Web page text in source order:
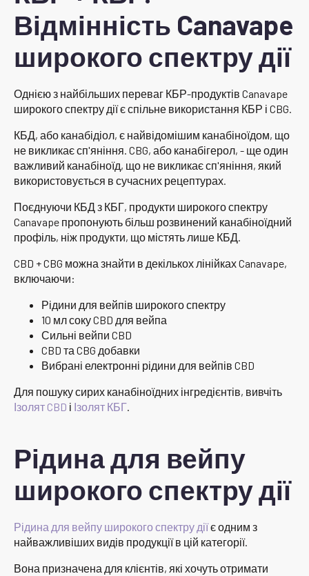
Відмінність Canavape
широкого спектру дії
Однією з найбільших переваг КБР-продуктів Canavape
широкого спектру дії є спільне використання КБР і CBG.
КБД, або канабідіол, є найвідомішим канабіноїдом, що
не викликає сп'яніння. CBG, або канабігерол, - ще один
важливий канабіноїд, що не викликає сп'яніння, який
використовується в сучасних рецептурах.
Поєднуючи КБД з КБГ, продукти широкого спектру
Canavape пропонують більш розвинений канабіноїдний
профіль, ніж продукти, що містять лише КБД.
CBD + CBG можна знайти в декількох лінійках Canavape,
включаючи:
Рідини для вейпів широкого спектру
10 мл соку CBD для вейпа
Сильні вейпи CBD
CBD та CBG добавки
Вибрані електронні рідини для вейпів CBD
Для пошуку сирих канабіноїдних інгредієнтів, вивчіть
Ізолят CBD і Ізолят КБГ.
Рідина для вейпу
широкого спектру дії
Рідина для вейпу широкого спектру діїє одним з
найважливіших видів продукції в цій категорії.
Вона призначена для клієнтів, які хочуть отримати